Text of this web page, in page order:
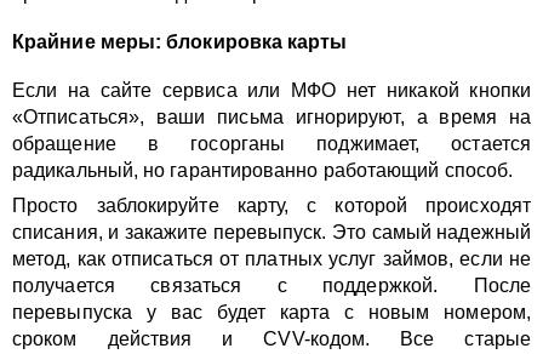
Крайние меры: блокировка карты
Если на сайте сервиса или МФО нет никакой кнопки
«Отписаться», ваши письма игнорируют, а время на
обращение в госорганы поджимает, остается
радикальный, но гарантированно работающий способ.
Просто заблокируйте карту, с которой происходят
списания, и закажите перевыпуск. Это самый надежный
метод, как отписаться от платных услуг займов, если не
получается связаться с поддержкой. После
перевыпуска у вас будет карта с новым номером,
сроком действия и CVV-кодом. Все старые